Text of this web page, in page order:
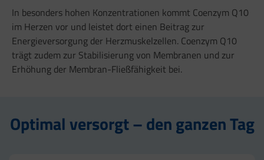
In besonders hohen Konzentrationen kommt Coenzym Q10
im Herzen vor und leistet dort einen Beitrag zur
Energieversorgung der Herzmuskelzellen. Coenzym Q10
trägt zudem zur Stabilisierung von Membranen und zur
Erhöhung der Membran-Fließfähigkeit bei.
Optimal versorgt – den ganzen Tag